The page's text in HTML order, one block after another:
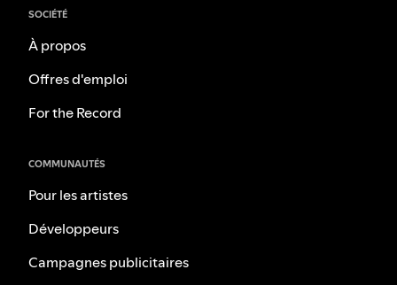
SOCIÉTÉ
À propos
Offres d'emploi
For the Record
COMMUNAUTÉS
Pour les artistes
Développeurs
Campagnes publicitaires